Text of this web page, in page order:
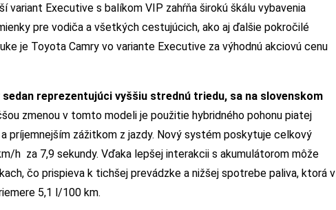
variant Executive s balíkom VIP zahŕňa širokú škálu vybavenia
pre vodiča a všetkých cestujúcich, ako aj ďalšie pokročilé
je Toyota Camry vo variante Executive za výhodnú akciovú cenu
reprezentujúci vyššiu strednú triedu, sa na slovenskom
zmenou v tomto modeli je použitie hybridného pohonu piatej
príjemnejším zážitkom z jazdy. Nový systém poskytuje celkový
h za 7,9 sekundy. Vďaka lepšej interakcii s akumulátorom môže
čo prispieva k tichšej prevádzke a nižšej spotrebe paliva, ktorá v
5,1 l/100 km.